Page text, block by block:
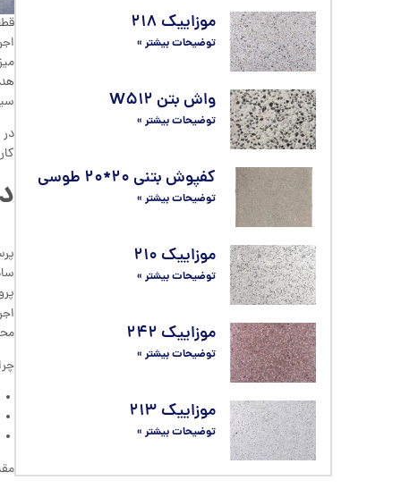
موزاییک ۲۱۸
توضیحات بیشتر »
واش بتن W۵۱۲
توضیحات بیشتر »
کفپوش بتنی ۲۰*۲۰ طوسی
توضیحات بیشتر »
موزاییک ۲۱۰
توضیحات بیشتر »
موزاییک ۲۴۲
توضیحات بیشتر »
موزاییک ۲۱۳
توضیحات بیشتر »
در ۱ متر